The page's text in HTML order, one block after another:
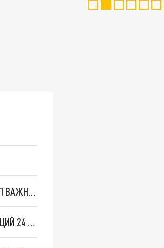
ОППОЗИЦИОННЫЙ ДЕПУТАТ АРМЕНИИ ВАРДЕВАНЯН ОТКАЗАЛСЯ ОТ МАНДАТА И СДЕЛАЛ ВАЖНОЕ ЗАЯВЛЕНИЕ
МИНОБОРОНЫ АРМЕНИИ ОБВИНИЛО АЗЕРБАЙДЖАН В ОБСТРЕЛЕ ПРИГРАНИЧНЫХ ПОЗИЦИЙ 24 НОЯБРЯ